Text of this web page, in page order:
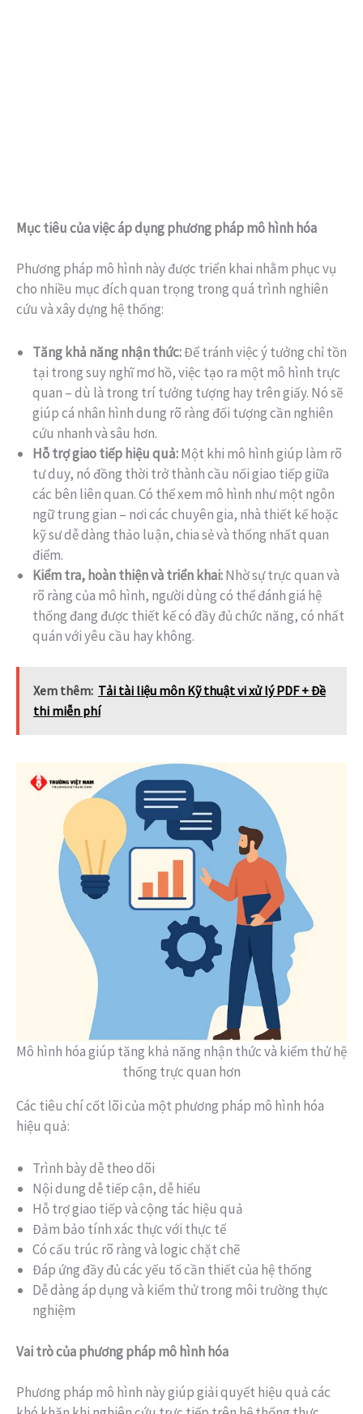
Mục tiêu của việc áp dụng phương pháp mô hình hóa
Phương pháp mô hình này được triển khai nhằm phục vụ
cho nhiều mục đích quan trọng trong quá trình nghiên
cứu và xây dựng hệ thống:
Tăng khả năng nhận thức:Để tránh việc ý tưởng chỉ tồn
tại trong suy nghĩ mơ hồ, việc tạo ra một mô hình trực
quan – dù là trong trí tưởng tượng hay trên giấy. Nó sẽ
giúp cá nhân hình dung rõ ràng đối tượng cần nghiên
cứu nhanh và sâu hơn.
Hỗ trợ giao tiếp hiệu quả:Một khi mô hình giúp làm rõ
tư duy, nó đồng thời trở thành cầu nối giao tiếp giữa
các bên liên quan. Có thể xem mô hình như một ngôn
ngữ trung gian – nơi các chuyên gia, nhà thiết kế hoặc
kỹ sư dễ dàng thảo luận, chia sẻ và thống nhất quan
điểm.
Kiểm tra, hoàn thiện và triển khai:Nhờ sự trực quan và
rõ ràng của mô hình, người dùng có thể đánh giá hệ
thống đang được thiết kế có đầy đủ chức năng, có nhất
quán với yêu cầu hay không.
Xem thêm: Tải tài liệu môn Kỹ thuật vi xử lý PDF + Đề
thi miễn phí
Mô hình hóa giúp tăng khả năng nhận thức và kiểm thử hệ
thống trực quan hơn
Các tiêu chí cốt lõi của một phương pháp mô hình hóa
hiệu quả:
Trình bày dễ theo dõi
Nội dung dễ tiếp cận, dễ hiểu
Hỗ trợ giao tiếp và cộng tác hiệu quả
Đảm bảo tính xác thực với thực tế
Có cấu trúc rõ ràng và logic chặt chẽ
Đáp ứng đầy đủ các yếu tố cần thiết của hệ thống
Dễ dàng áp dụng và kiểm thử trong môi trường thực
nghiệm
Vai trò của phương pháp mô hình hóa
Phương pháp mô hình này giúp giải quyết hiệu quả các